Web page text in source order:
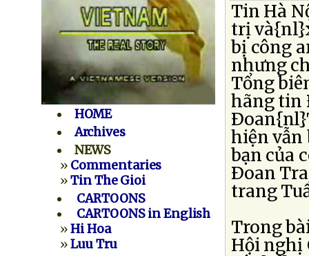
HOME
Archives
NEWS
» Commentaries
»Tin The Gioi
CARTOONS
CARTOONS in English
»Hi Hoa
»Luu Tru
Tin Hà
trị
bị công
nhưng
Tổng
hãng tin
hiện vẫn
bạn của
Ðoan
trang
Trong
Hội nghị